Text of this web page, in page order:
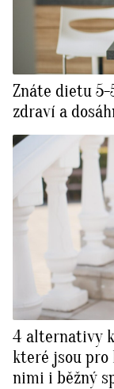
Znáte dietu
zdraví a
4 alternativy
které jsou pro
nimi i běžný